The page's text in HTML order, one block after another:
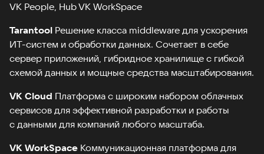
VK People, Hub VK WorkSpace
Tarantool Решение класса middleware для ускорения
ИТ-систем и обработки данных. Сочетает в себе
сервер приложений, гибридное хранилище с гибкой
схемой данных и мощные средства масштабирования.
VK Cloud Платформа с широким набором облачных
сервисов для эффективной разработки и работы
с данными для компаний любого масштаба.
VK WorkSpace Коммуникационная платформа для